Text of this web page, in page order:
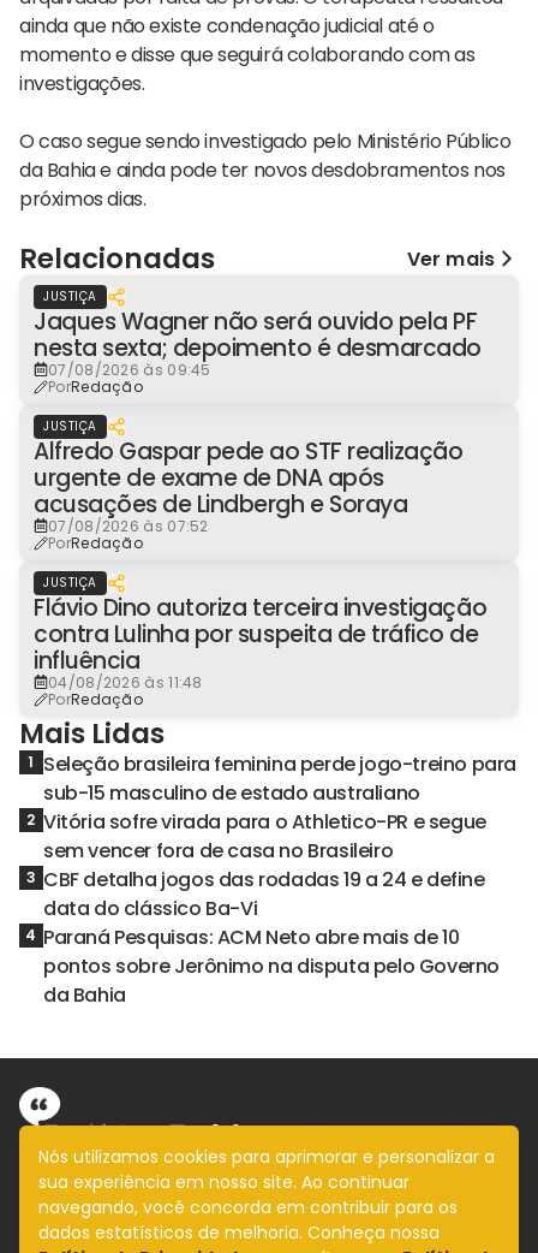
ainda que não existe condenação judicial até o
momento e disse que seguirá colaborando com as
investigações.
O caso segue sendo investigado pelo Ministério Público
da Bahia e ainda pode ter novos desdobramentos nos
próximos dias.
Relacionadas Ver mais
JUSTIÇA
Jaques Wagner não será ouvido pela PF
nesta sexta; depoimento é desmarcado
07/08/2026 às 09:45
PorRedação
JUSTIÇA
Alfredo Gaspar pede ao STF realização
urgente de exame de DNA após
acusações de Lindbergh e Soraya
07/08/2026 às 07:52
PorRedação
JUSTIÇA
Flávio Dino autoriza terceira investigação
contra Lulinha por suspeita de tráfico de
influência
04/08/2026 às 11:48
PorRedação
Mais Lidas
1 Seleção brasileira feminina perde jogo-treino para
sub-15 masculino de estado australiano
2 Vitória sofre virada para o Athletico-PR e segue
sem vencer fora de casa no Brasileiro
3 CBF detalha jogos das rodadas 19 a 24 e define
data do clássico Ba-Vi
4 Paraná Pesquisas: ACM Neto abre mais de 10
pontos sobre Jerônimo na disputa pelo Governo
da Bahia
Informação com imparcialidade
SIGA
Nós utilizamos cookies para aprimorar e personalizar a
sua experiência em nosso site. Ao continuar
navegando, você concorda em contribuir para os
dados estatísticos de melhoria. Conheça nossa